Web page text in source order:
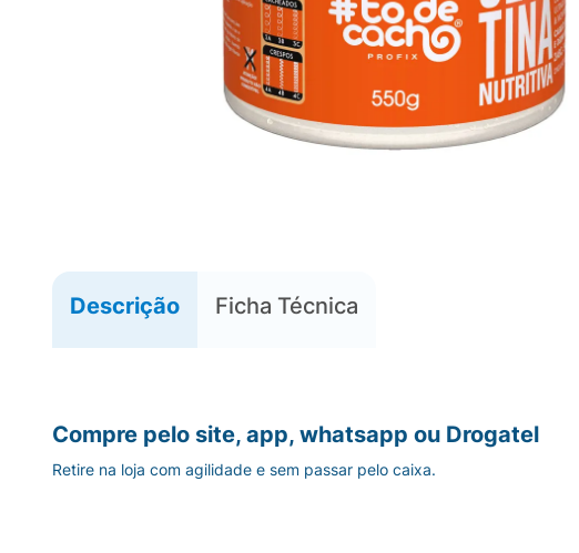
Descrição Ficha Técnica
Compre pelo site, app, whatsapp ou Drogatel
Retire na loja com agilidade e sem passar pelo caixa.